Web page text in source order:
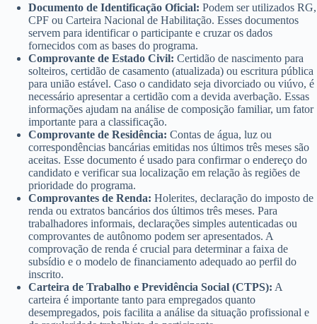
Documento de Identificação Oficial: Podem ser utilizados RG,
CPF ou Carteira Nacional de Habilitação. Esses documentos
servem para identificar o participante e cruzar os dados
fornecidos com as bases do programa.
Comprovante de Estado Civil: Certidão de nascimento para
solteiros, certidão de casamento (atualizada) ou escritura pública
para união estável. Caso o candidato seja divorciado ou viúvo, é
necessário apresentar a certidão com a devida averbação. Essas
informações ajudam na análise de composição familiar, um fator
importante para a classificação.
Comprovante de Residência: Contas de água, luz ou
correspondências bancárias emitidas nos últimos três meses são
aceitas. Esse documento é usado para confirmar o endereço do
candidato e verificar sua localização em relação às regiões de
prioridade do programa.
Comprovantes de Renda: Holerites, declaração do imposto de
renda ou extratos bancários dos últimos três meses. Para
trabalhadores informais, declarações simples autenticadas ou
comprovantes de autônomo podem ser apresentados. A
comprovação de renda é crucial para determinar a faixa de
subsídio e o modelo de financiamento adequado ao perfil do
inscrito.
Carteira de Trabalho e Previdência Social (CTPS): A
carteira é importante tanto para empregados quanto
desempregados, pois facilita a análise da situação profissional e